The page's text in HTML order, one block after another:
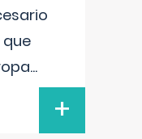
...
+